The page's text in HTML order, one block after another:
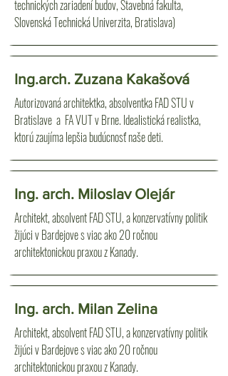
technických zariadení budov, Stavebná fakulta,
Slovenská Technická Univerzita, Bratislava)
Ing.arch. Zuzana Kakašová
Autorizovaná architektka, absolventka FAD STU v
Bratislave a FA VUT v Brne. Idealistická realistka,
ktorú zaujíma lepšia budúcnosť naše deti.
Ing. arch. Miloslav Olejár
Architekt, absolvent FAD STU, a konzervatívny politik
žijúci v Bardejove s viac ako 20 ročnou
architektonickou praxou z Kanady.
Ing. arch. Milan Zelina
Architekt, absolvent FAD STU, a konzervatívny politik
žijúci v Bardejove s viac ako 20 ročnou
architektonickou praxou z Kanady.